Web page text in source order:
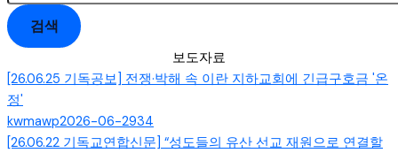
검색
보도자료
[26.06.25 기독공보] 전쟁·박해 속 이란 지하교회에 긴급구호금 '온
정'
kwmawp2026-06-2934
[26.06.22 기독교연합신문] “성도들의 유산 선교 재원으로 연결할